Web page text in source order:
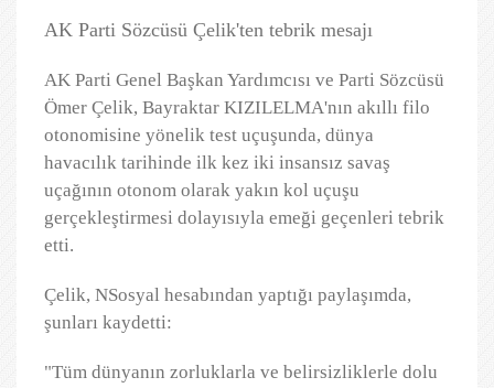
AK Parti Sözcüsü Çelik'ten tebrik mesajı
AK Parti Genel Başkan Yardımcısı ve Parti Sözcüsü
Ömer Çelik, Bayraktar KIZILELMA'nın akıllı filo
otonomisine yönelik test uçuşunda, dünya
havacılık tarihinde ilk kez iki insansız savaş
uçağının otonom olarak yakın kol uçuşu
gerçekleştirmesi dolayısıyla emeği geçenleri tebrik
etti.
Çelik, NSosyal hesabından yaptığı paylaşımda,
şunları kaydetti:
"Tüm dünyanın zorluklarla ve belirsizliklerle dolu